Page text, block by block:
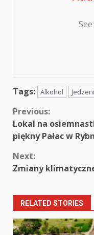
Tags: Alkohol
Continue
Reading
Previous:
Lokal na
piękny Pałac w
Next:
Zmiany
RELATED STORIES